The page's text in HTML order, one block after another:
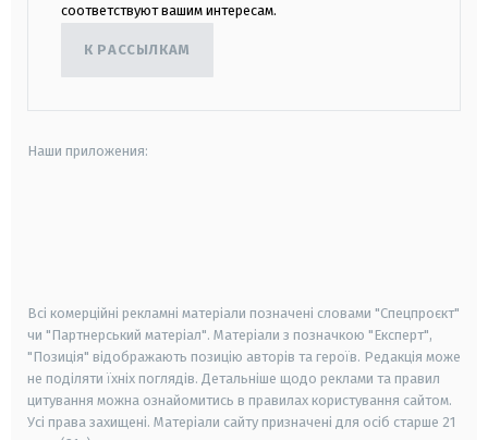
соответствуют вашим интересам.
К РАССЫЛКАМ
Наши приложения:
Всі комерційні рекламні матеріали позначені словами "Спецпроєкт"
чи "Партнерський матеріал". Матеріали з позначкою "Експерт",
"Позиція" відображають позицію авторів та героїв. Редакція може
не поділяти їхніх поглядів. Детальніше щодо реклами та правил
цитування можна ознайомитись в правилах користування сайтом.
Усі права захищені. Матеріали сайту призначені для осіб старше 21